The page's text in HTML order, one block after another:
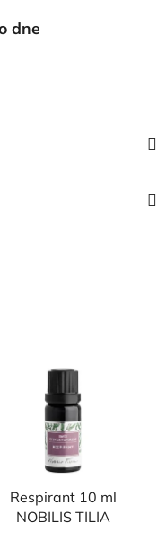
dne
Respirant 10 ml
NOBILIS TILIA